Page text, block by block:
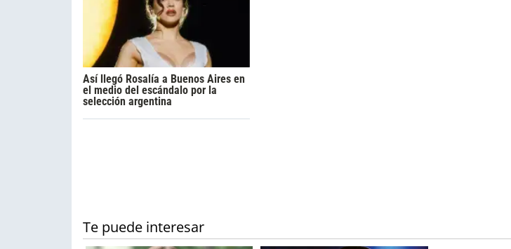
Así llegó Rosalía a Buenos Aires en
el medio del escándalo por la
selección argentina